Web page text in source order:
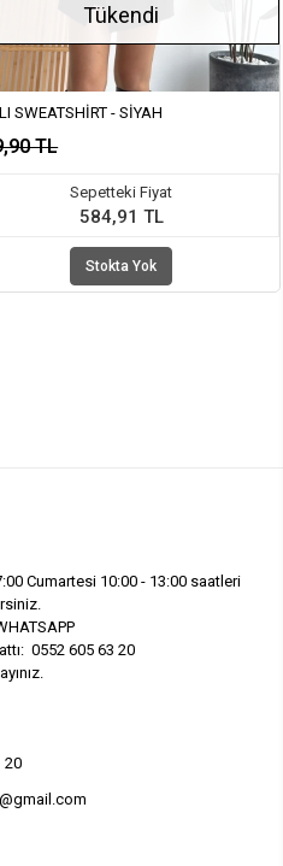
Tükendi
SWEATSHIRT - SIYAH
TL
Sepetteki Fiyat
584,91 TL
Stokta Yok
Cumartesi 10:00 - 13:00 saatleri
0552 605 63 20
20